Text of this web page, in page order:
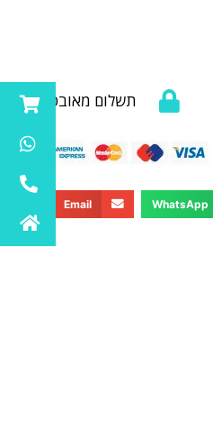
תשלום מאובטח
WhatsApp
Email